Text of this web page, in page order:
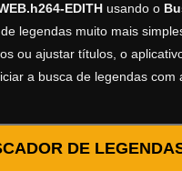
EDITH usando o
legendas muito mais
ou ajustar títulos, o
a busca de legendas com
DE